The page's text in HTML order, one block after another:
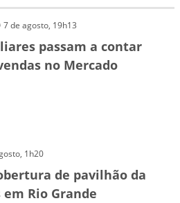
7 de agosto, 19h13
passam a contar
no Mercado
1h20
de pavilhão da
em Rio Grande